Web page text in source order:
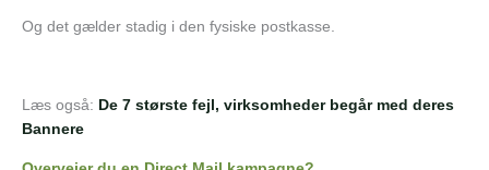
Og det gælder stadig i den fysiske postkasse.
Læs også: De 7 største fejl, virksomheder begår med deres
Bannere